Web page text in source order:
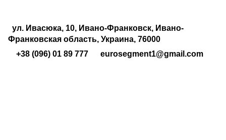
ул. Ивасюка, 10, Ивано-Франковск, Ивано-
Франковская область, Украина, 76000
+38 (096) 01 89 777
eurosegment1@gmail.com